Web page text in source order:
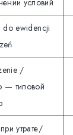
do ewidencji
/
— типовой
утрате/